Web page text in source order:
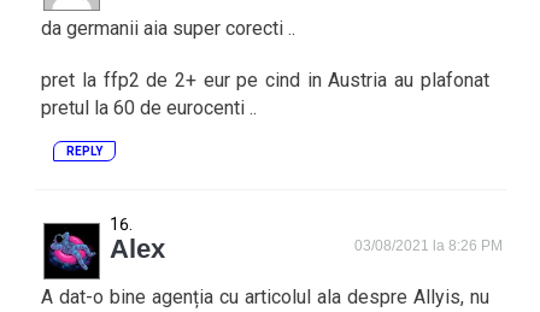
da germanii aia super corecti ..
pret la ffp2 de 2+ eur pe cind in Austria au plafonat
pretul la 60 de eurocenti ..
REPLY
Alex 03/08/2021 la 8:26 PM
A dat-o bine agenția cu articolul ala despre Allyis, nu